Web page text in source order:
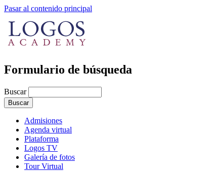
Pasar al contenido principal
Formulario de búsqueda
Buscar
Admisiones
Agenda virtual
Plataforma
Logos TV
Galería de fotos
Tour Virtual